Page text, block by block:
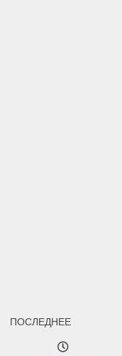
ПОСЛЕДНЕЕ